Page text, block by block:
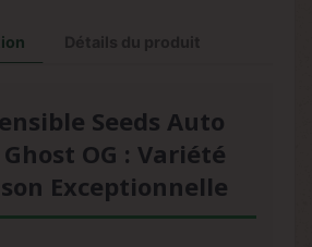
Seeds Auto
OG : Variété
Exceptionnelle